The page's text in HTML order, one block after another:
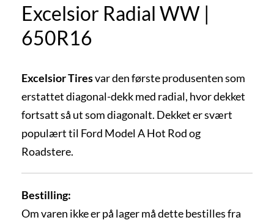
Excelsior Radial WW |
650R16
Excelsior Tiresvar den første produsenten som
erstattet diagonal-dekk med radial, hvor dekket
fortsatt så ut som diagonalt. Dekket er svært
populært til Ford Model A Hot Rod og
Roadstere.
Bestilling:
Om varen ikke er på lager må dette bestilles fra